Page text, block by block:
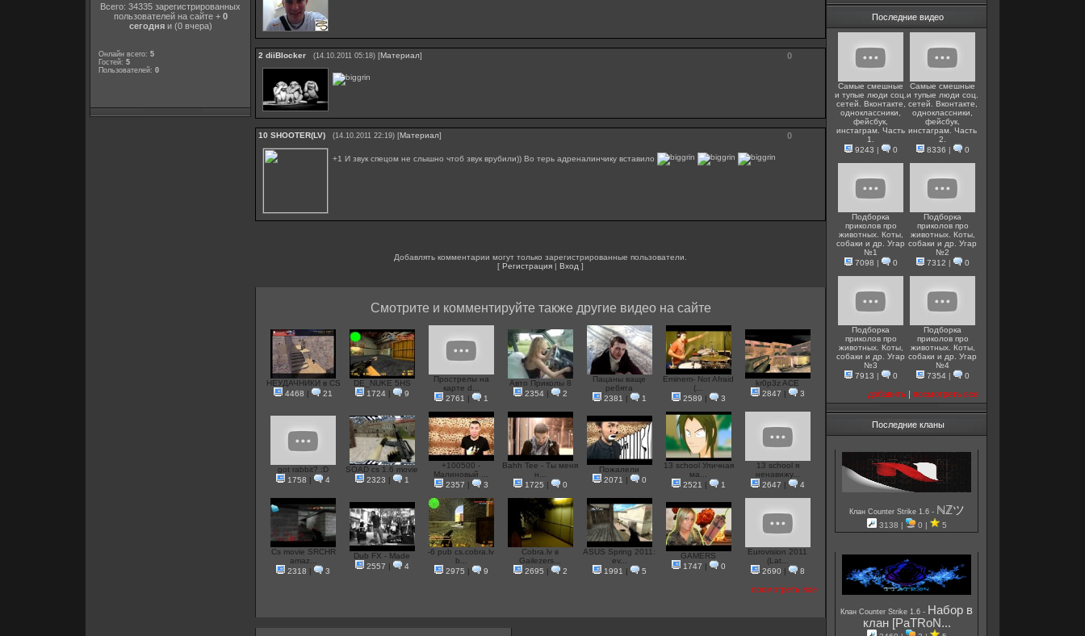
Всего: 34335 зарегистрированных
пользователей на сайте + 0
сегодняи (0 вчера)
Онлайн всего: 5
Гостей: 5
Пользователей: 0
0
2 diiBlocker (14.10.2011 05:18) [Материал]
0
10 SHOOTER(LV) (14.10.2011 22:19) [Материал]
+1 И звук спецом не слышно чтоб звук врубили)) Во терь адреналинчику вставило
Добавлять комментарии могут только зарегистрированные пользователи.
[ Регистрация | Вход ]
Смотрите и комментируйте также другие видео на сайте
НЕУДАЧНИКИ в CS
4468 | 21
DE_NUKE 5HS
1724| 9
Прострелы на
карте d...
2761 | 1
Авто Приколы 8
2354| 2
Пацаны ваще
ребята
2381 | 1
Eminem- Not Afraid
(...
2589 | 3
kr0p3z ACE
2847 | 3
got rabbit? :D
1758 | 4
SOAD cs 1.6 movie
2323 | 1
+100500 -
Малиновый ...
2357 | 3
Bahh Tee - Ты меня
н...
1725 | 0
Пожалели
2071 | 0
13 school Уличная
ма...
2521 | 1
13 school я
ненавижу...
2647 | 4
Cs movie SRCHR
amaz...
2318 | 3
Dub FX - Made
2557 | 4
-6 pub cs.cobra.lv
b...
2975 | 9
Cobra.lv в
Gailezers...
2695 | 2
ASUS Spring 2011:
ev...
1991 | 5
GAMERS
1747 | 0
Eurovision 2011
(Lat...
2690 | 8
посмотреть все
Последние видео
Самые смешные
и тупые люди соц.
сетей. Вконтакте,
одноклассники,
фейсбук,
инстаграм. Часть
1.
9243 | 0
Самые смешные
и тупые люди соц.
сетей. Вконтакте,
одноклассники,
фейсбук,
инстаграм. Часть
2.
8336 | 0
Подборка
приколов про
животных. Коты,
собаки и др. Угар
№1
7098 | 0
Подборка
приколов про
животных. Коты,
собаки и др. Угар
№2
7312 | 0
Подборка
приколов про
животных. Коты,
собаки и др. Угар
№3
7913 | 0
Подборка
приколов про
животных. Коты,
собаки и др. Угар
№4
7354| 0
добавить | посмотреть все
Последние кланы
Клан Counter Strike 1.6 - ℕℤツ
3138 | 0 | 5
Клан Counter Strike 1.6 - Набор в
клан [PaTRoN...